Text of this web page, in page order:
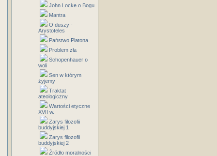
John Locke o Bogu
Mantra
O duszy -
Arystoteles
Państwo Platona
Problem zła
Schopenhauer o
woli
Sen w którym
żyjemy
Traktat
ateologiczny
Wartości etyczne
XVII w.
Zarys filozofii
buddyjskiej 1
Zarys filozofii
buddyjskiej 2
Źródło moralności